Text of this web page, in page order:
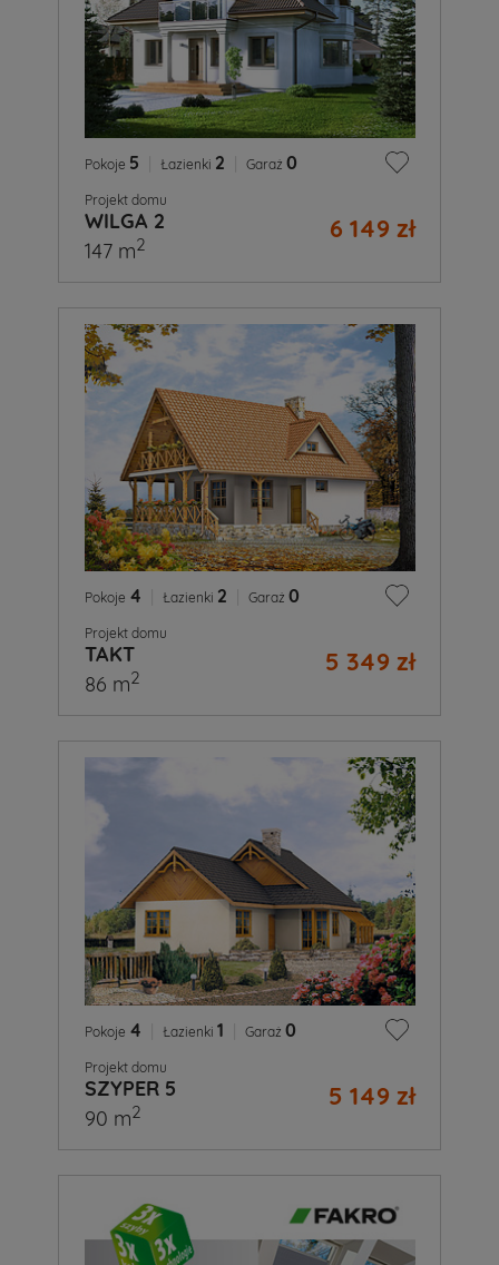
Pokoje 5 Łazienki 2 Garaż 0
Projekt domu
WILGA 2 6 149 zł
147 m2
Pokoje 4 Łazienki 2 Garaż 0
Projekt domu
TAKT 5 349 zł
86 m2
Pokoje 4 Łazienki 1 Garaż 0
Projekt domu
SZYPER 5 5 149 zł
90 m2